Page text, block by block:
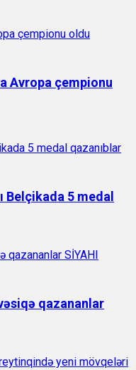
Avropa çempionu
Belçikada 5 medal
qazananlar